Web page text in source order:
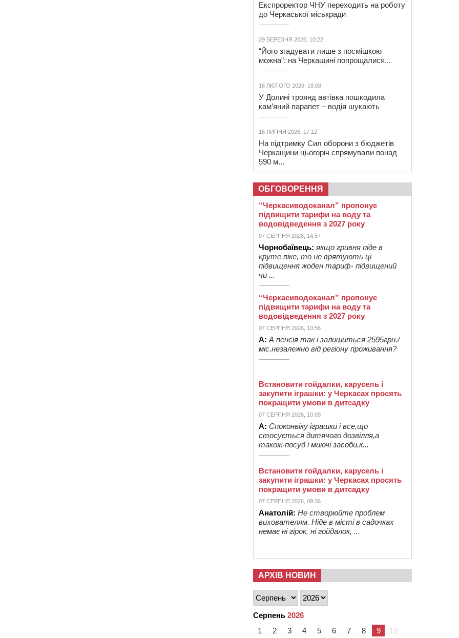
Експроректор ЧНУ переходить на роботу
до Черкаської міськради
29 БЕРЕЗНЯ 2026, 10:22
“Його згадувати лише з посмішкою
можна”: на Черкащині попрощалися...
16 ЛЮТОГО 2026, 18:08
У Долині троянд автівка пошкодила
кам’яний парапет – водія шукають
16 ЛИПНЯ 2026, 17:12
На підтримку Сил оборони з бюджетів
Черкащини цьогоріч спрямували понад
590 м...
ОБГОВОРЕННЯ
“Черкасиводоканал” пропонує
підвищити тарифи на воду та
водовідведення з 2027 року
07 СЕРПНЯ 2026, 14:57
Чорнобаївець: якщо гривня піде в
круте піке, то не врятують ці
підвищення жоден тариф- підвищений
чи ...
“Черкасиводоканал” пропонує
підвищити тарифи на воду та
водовідведення з 2027 року
07 СЕРПНЯ 2026, 10:56
А: А пенсія так і залишиться 2595грн./
міс.незалежно від регіону проживання?
Встановити гойдалки, карусель і
закупити іграшки: у Черкасах просять
покращити умови в дитсадку
07 СЕРПНЯ 2026, 10:09
А: Споконвіку іграшки і все,що
стосується дитячого дозвілля,а
також-посуд і миючі засоби,к...
Встановити гойдалки, карусель і
закупити іграшки: у Черкасах просять
покращити умови в дитсадку
07 СЕРПНЯ 2026, 09:36
Анатолій: Не створюйте проблем
вихователям. Ніде в місті в садочках
немає ні гірок, ні гойдалок, ...
АРХІВ НОВИН
Серпень 2026
1
2 3 4 5 6 7 8 9 10